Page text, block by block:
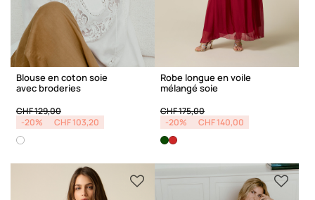
Blouse en coton soie
avec broderies
Price reduced from
CHF 129,00to
-20%
CHF 103,20
Robe longue en voile
mélangé soie
Price reduced from
CHF 175,00to
-20%
CHF 140,00